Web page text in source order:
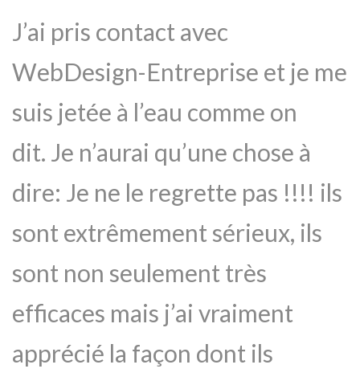
J’ai pris contact avec
WebDesign-Entreprise et je me
suis jetée à l’eau comme on
dit. Je n’aurai qu’une chose à
dire: Je ne le regrette pas !!!! ils
sont extrêmement sérieux, ils
sont non seulement très
efficaces mais j’ai vraiment
apprécié la façon dont ils